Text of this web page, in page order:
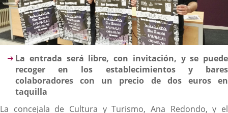
Descripción
La entrada será libre, con invitación, y se puede
recoger en los establecimientos y bares
colaboradores con un precio de dos euros en
taquilla
La concejala de Cultura y Turismo, Ana Redondo, y el